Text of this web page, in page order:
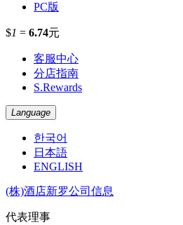
PC版
$1 = 6.74元
客服中心
分店指南
S.Rewards
Language
한국어
日本語
ENGLISH
(株)酒店新罗公司信息
代表理事